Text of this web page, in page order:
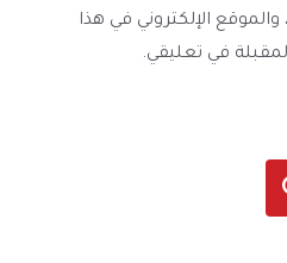
الإلكتروني في هذا
في تعليقي.